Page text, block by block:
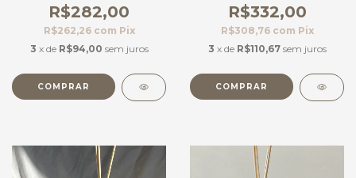
R$282,00
R$262,26 com Pix
3 x de R$94,00 sem juros
COMPRAR
R$332,00
R$308,76 com Pix
3 x de R$110,67 sem juros
COMPRAR